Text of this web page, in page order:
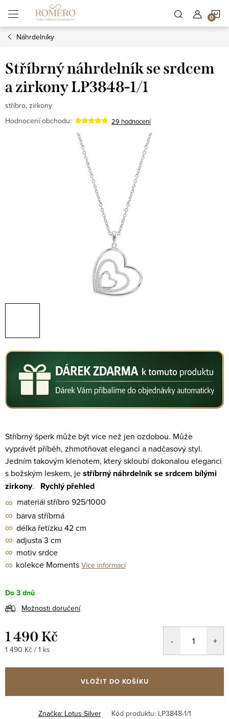
obsah
Náhrdelníky
Stříbrný náhrdelník se srdcem
a zirkony LP3848-1/1
stříbro, zirkony
Hodnocení obchodu:
29 hodnocení
Stříbrný šperk může být více než jen ozdobou. Může
vyprávět příběh, zhmotňovat eleganci a nadčasový styl.
Jedním takovým klenotem, který skloubí dokonalou eleganci
s božským leskem, jestříbrný náhrdelník se srdcem bílými
zirkony. Rychlý přehled
∞ materiál stříbro 925/1000
∞ barva stříbrná
∞ délka řetízku 42 cm
∞ adjusta 3 cm
∞ motiv srdce
∞ kolekce Moments Více informací
Do 3 dnů
Možnosti doručení
1 490 Kč
Měrná
1 490 Kč / 1 ks
VLOŽIT DO KOŠÍKU
Značka: Lotus Silver Kód produktu: LP3848-1/1